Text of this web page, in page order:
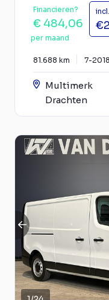
Financieren?
€ 484,06
per maand
81.688 km 7-2018
Multimerk
Drachten